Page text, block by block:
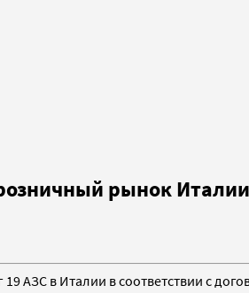
рынок Италии
АЗС в Италии в соответствии с